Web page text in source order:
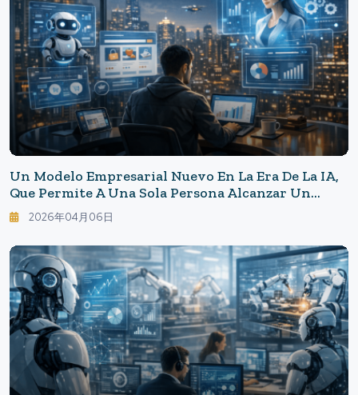
Un Modelo Empresarial Nuevo En La Era De La IA,
Que Permite A Una Sola Persona Alcanzar Un
Volumen De Negocio Anual De 100 Millones De
Yenes, Ha Comenzado A Funcionar En China.
2026年04月06日